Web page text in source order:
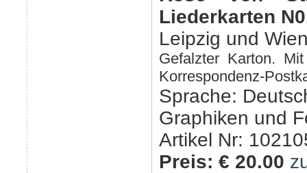
Liederkarten
Leipzig und
Gefalzter Karton.
Korrespondenz-
Sprache:
Graphiken und
Artikel Nr:
Preis: € 20.00